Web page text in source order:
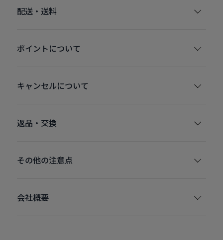
配送・送料
ポイントについて
キャンセルについて
返品・交換
その他の注意点
会社概要